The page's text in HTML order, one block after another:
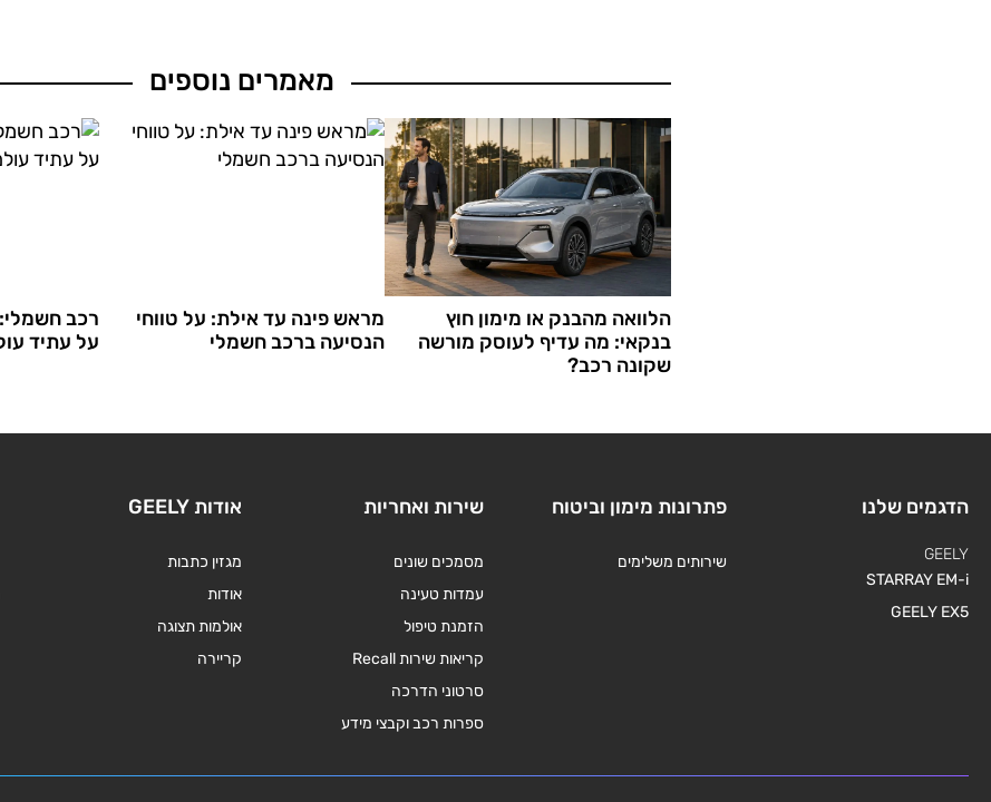
מאמרים נוספים
הלוואה מהבנק או מימון חוץ
בנקאי: מה עדיף לעוסק מורשה
שקונה רכב?
מראש פינה עד אילת: על טווחי
הנסיעה ברכב חשמלי
רכב
על עתיד
הדגמים שלנו
GEELY
STARRAY EM-i
GEELY EX5
פתרונות מימון וביטוח
שירותים משלימים
שירות ואחריות
מסמכים שונים
עמדות טעינה
הזמנת טיפול
קריאות שירות Recall
סרטוני הדרכה
ספרות רכב וקבצי מידע
אודות GEELY
מגזין כתבות
אודות
אולמות תצוגה
קריירה